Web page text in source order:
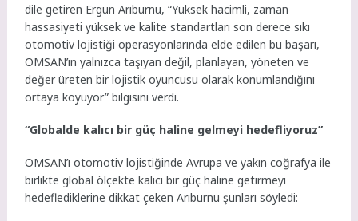
dile getiren Ergun Arıburnu, “Yüksek hacimli, zaman
hassasiyeti yüksek ve kalite standartları son derece sıkı
otomotiv lojistiği operasyonlarında elde edilen bu başarı,
OMSAN’ın yalnızca taşıyan değil, planlayan, yöneten ve
değer üreten bir lojistik oyuncusu olarak konumlandığını
ortaya koyuyor” bilgisini verdi.
“Globalde kalıcı bir güç haline gelmeyi hedefliyoruz”
OMSAN’ı otomotiv lojistiğinde Avrupa ve yakın coğrafya ile
birlikte global ölçekte kalıcı bir güç haline getirmeyi
hedeflediklerine dikkat çeken Arıburnu şunları söyledi: